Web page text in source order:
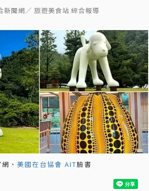
新聞網／ 旅遊美食站 綜合報導
、 美國在台協會 AIT臉書